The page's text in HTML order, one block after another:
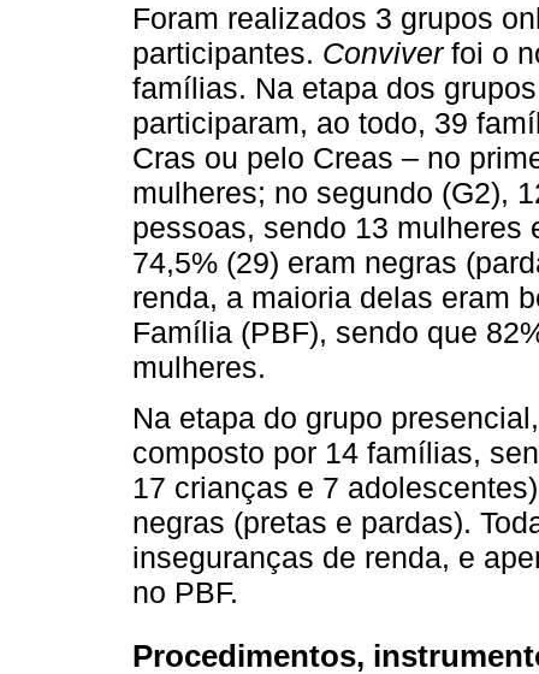
Foram realizados 3 grupos
participantes. Conviverfoi o
famílias. Na etapa dos
participaram, ao todo, 39
Cras ou pelo Creas – no
mulheres; no segundo (G2),
pessoas, sendo 13 mulheres
74,5% (29) eram negras
renda, a maioria delas eram
Família (PBF), sendo que
mulheres.
Na etapa do grupo
composto por 14 famílias,
17 crianças e 7
negras (pretas e pardas).
inseguranças de renda, e
no PBF.
Procedimentos,